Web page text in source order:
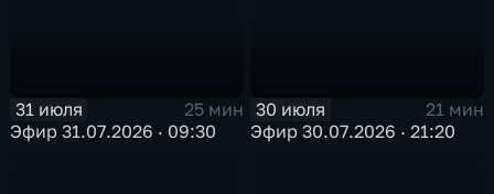
31 июля
25 мин
Эфир 31.07.2026 · 09:30
30 июля
21 мин
Эфир 30.07.2026 · 21:20